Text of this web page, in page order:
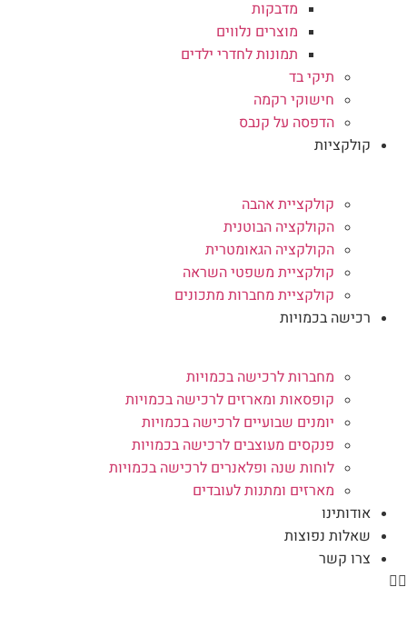
מדבקות
מוצרים נלווים
תמונות לחדרי ילדים
תיקי בד
חישוקי רקמה
הדפסה על קנבס
קולקציות
קולקציית אהבה
הקולקציה הבוטנית
הקולקציה הגאומטרית
קולקציית משפטי השראה
קולקציית מחברות מתכונים
רכישה בכמויות
מחברות לרכישה בכמויות
קופסאות ומארזים לרכישה בכמויות
יומנים שבועיים לרכישה בכמויות
פנקסים מעוצבים לרכישה בכמויות
לוחות שנה ופלאנרים לרכישה בכמויות
מארזים ומתנות לעובדים
אודותינו
שאלות נפוצות
צרו קשר